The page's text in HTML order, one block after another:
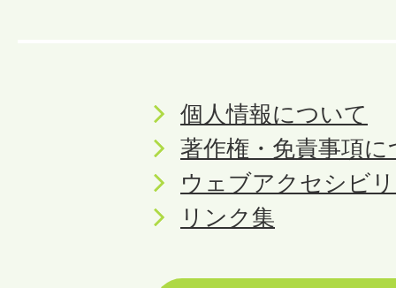
個人情報について
著作権・免責事項
ウェブアクセシビ
リンク集